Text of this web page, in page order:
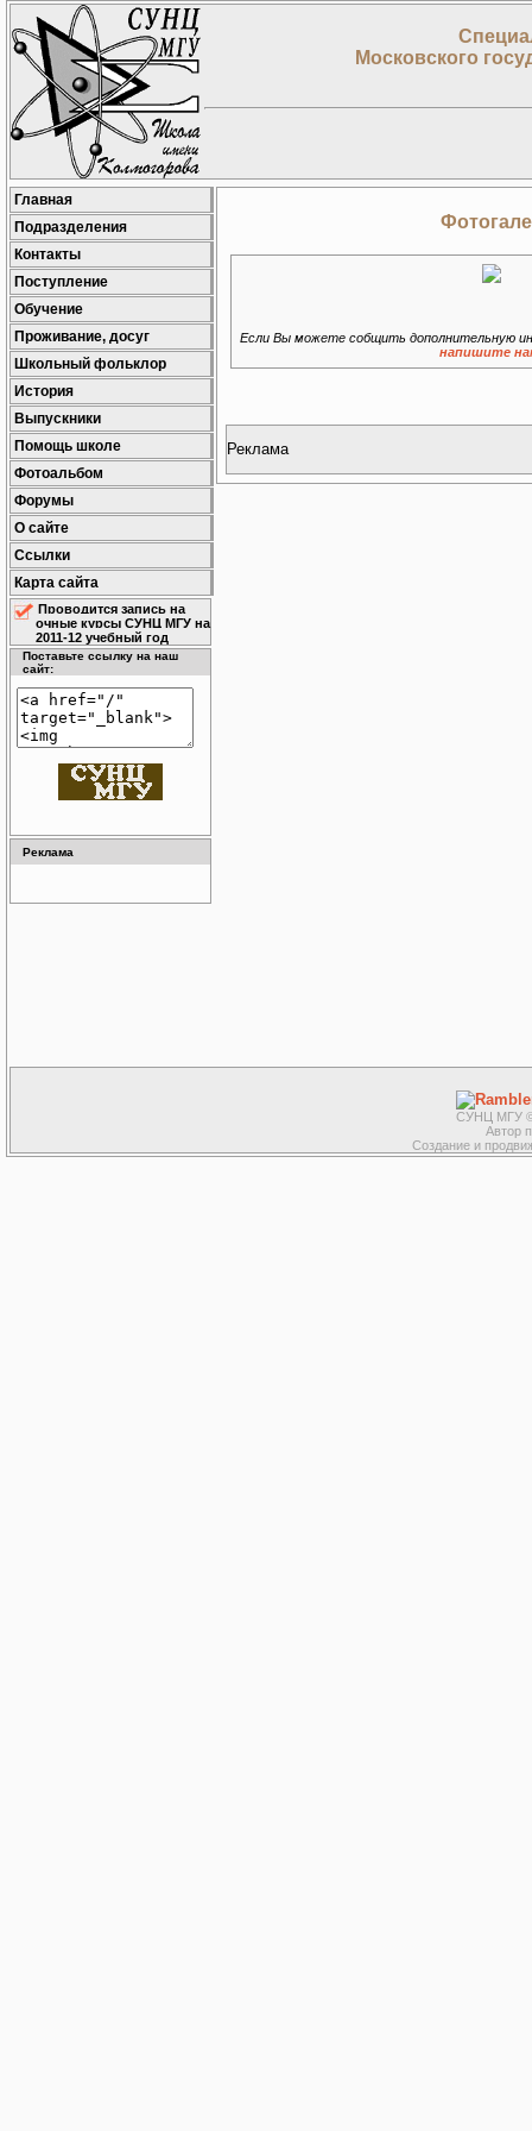
Московского
Главная
Подразделения
Контакты
Поступление
Обучение
Проживание, досуг
Школьный фольклор
История
Выпускники
Помощь школе
Фотоальбом
Форумы
О сайте
Ссылки
Карта сайта
Проводится запись на
очные курсы СУНЦ МГУ на
2011-12 учебный год
Поставьте ссылку на наш
сайт:
Реклама
Если Вы можете собщить дополнительную
напишите
Реклама
СУНЦ МГУ ©
Автор
Создание и